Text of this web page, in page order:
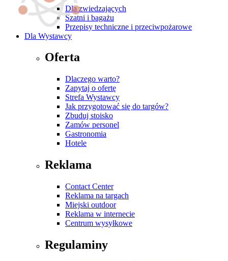
Dla zwiedzających
Szatni i bagażu
Przepisy techniczne i przeciwpożarowe
Dla Wystawcy
Oferta
Dlaczego warto?
Zapytaj o ofertę
Strefa Wystawcy
Jak przygotować się do targów?
Zbuduj stoisko
Zamów personel
Gastronomia
Hotele
Reklama
Contact Center
Reklama na targach
Miejski outdoor
Reklama w internecie
Centrum wysyłkowe
Regulaminy